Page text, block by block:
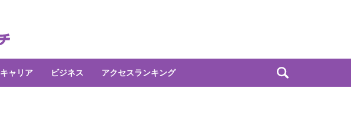
キャリア ビジネス アクセスランキング